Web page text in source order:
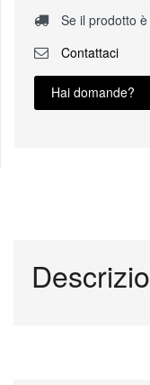
Se il prodotto
Contattaci
Hai domande?